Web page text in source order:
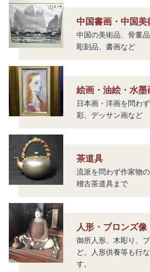
中国書画・中国美
中国の美術品、骨董品
彫刻品、書画など
絵画・油絵・水墨
日本画・洋画を問わ
彩、デッサン画など
茶道具
流派を問わず作家物
稽古茶道具まで
人形・ブロンズ像
御所人形、木彫り、
ど。人形供養等も行
す。